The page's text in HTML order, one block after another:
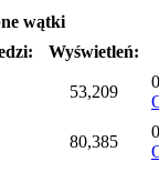
wątki
Wyświetleń:
53,209
80,385